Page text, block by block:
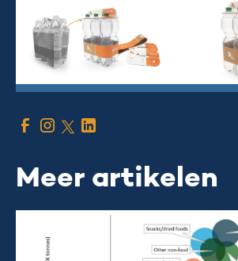
Meer artikelen